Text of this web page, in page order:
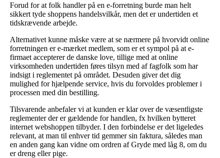
Forud for at folk handler på en e-forretning burde man helt
sikkert tyde shoppens handelsvilkår, men det er undertiden et
tidskrævende arbejde.
Alternativet kunne måske være at se nærmere på hvorvidt online
forretningen er e-mærket medlem, som er et sympol på at e-
firmaet accepterer de danske love, tillige med at online
virksomheden undertiden føres tilsyn med af fagfolk som har
indsigt i reglementet på området. Desuden giver det dig
mulighed for hjælpende service, hvis du forvoldes problemer i
processen med din bestilling.
Tilsvarende anbefaler vi at kunden er klar over de væsentligste
reglementer der er gældende for handlen, fx hvilken bytteret
internet webshoppen tilbyder. I den forbindelse er det ligeledes
relevant, at man til enhver tid gemmer sin faktura, således man
en anden gang kan vidne om ordren af Gryde med låg 8, om du
er dreng eller pige.